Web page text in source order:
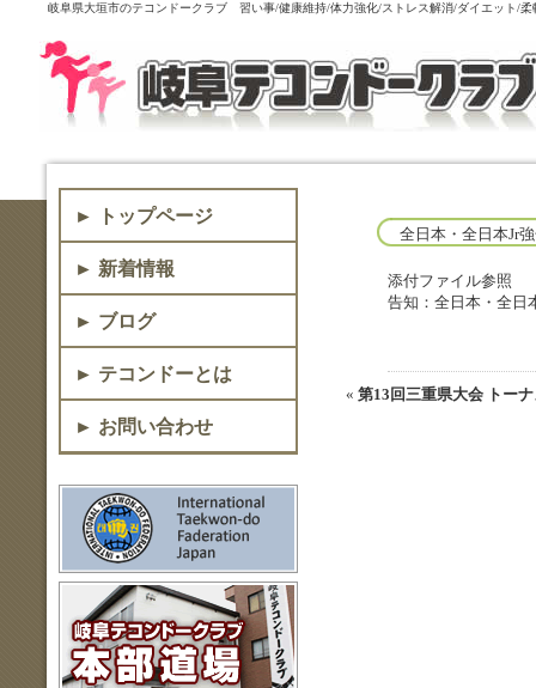
岐阜県大垣市のテコンドークラブ 習い事/健康維持/体力強化/ストレス解消/ダイエッ
► トップページ
► 新着情報
► ブログ
► テコンドーとは
► お問い合わせ
全日本・全日本Jr
添付ファイル参照
告知：全日本・全日
« 第13回三重県大会 トー